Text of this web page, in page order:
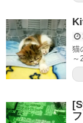
猫
～